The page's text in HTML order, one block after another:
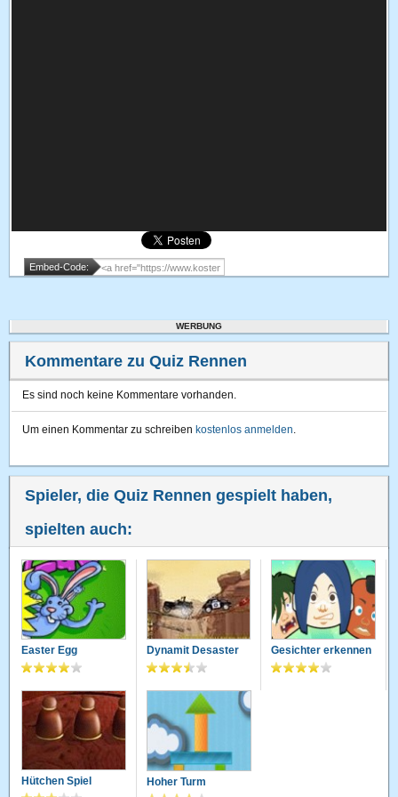
Embed-Code:
WERBUNG
Kommentare zu Quiz Rennen
Es sind noch keine Kommentare vorhanden.
Um einen Kommentar zu schreiben kostenlos anmelden.
Spieler, die Quiz Rennen gespielt haben,
spielten auch:
Easter Egg Dynamit Desaster Gesichter erkennen
Hütchen Spiel Hoher Turm